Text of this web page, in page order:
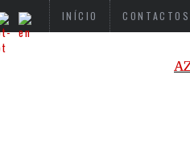
INÍCIO CONTACTOS